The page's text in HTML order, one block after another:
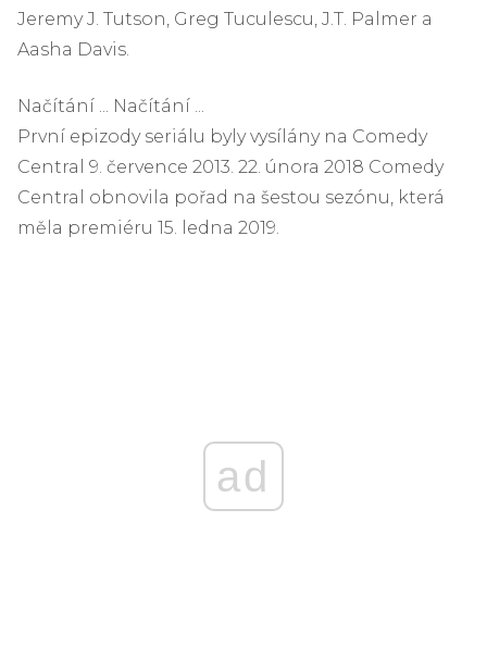
Jeremy J. Tutson, Greg Tuculescu, J.T. Palmer a
Aasha Davis.
Načítání ... Načítání ...
První epizody seriálu byly vysílány na Comedy
Central 9. července 2013. 22. února 2018 Comedy
Central obnovila pořad na šestou sezónu, která
měla premiéru 15. ledna 2019.
ad